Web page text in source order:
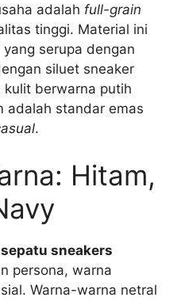
adalah full-grain
tinggi. Material ini
serupa dengan
siluet sneaker
kulit berwarna putih
adalah standar emas
.
Hitam,
sneakers
persona, warna
Warna-warna netral